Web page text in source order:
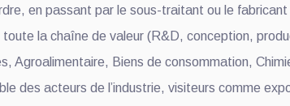
en passant par le sous-traitant ou le
toute la chaîne de valeur (R&D, conception,
Agroalimentaire, Biens de consommation,
des acteurs de l’industrie, visiteurs comme